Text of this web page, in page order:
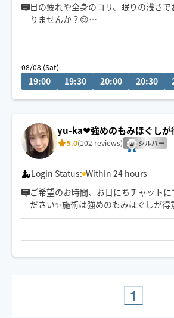
目の疲れや全身のコリ、眠りの浅さ
りませんか？😌
忙しい毎日の中で、自分だけのご褒
◯お子様OK
◯ペットOK
※7/25、7/26は公共交通機関での移動
08/08 (Sat)
19:00 19:30 20:00 20:30
yu-ka❤︎強めのもみほぐし
5.0(102 reviews) シルバー
Login Status: Within 24 hours
ご希望のお時間、お日にちチャットに
ださい✨施術は強めのもみほぐしが得
日々の疲れを癒せる様、心を込めて
22:00以降のご予約は90分以上でお願
※駐車場がない場合、訪問先から遠い
1